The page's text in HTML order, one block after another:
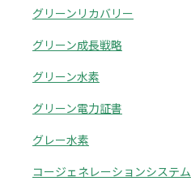
グリーンリカバリー
グリーン成長戦略
グリーン水素
グリーン電力証書
グレー水素
コージェネレーションシステム